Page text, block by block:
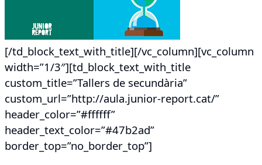
[/td_block_text_with_title][/vc_column][vc_column
width=”1/3″][td_block_text_with_title
custom_title=”Tallers de secundària”
custom_url=”http://aula.junior-report.cat/”
header_color=”#ffffff”
header_text_color=”#47b2ad”
border_top=”no_border_top”]